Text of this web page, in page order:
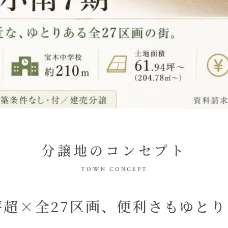
分譲地のコンセプト
TOWN CONCEPT
×全27区画、便利さもゆと